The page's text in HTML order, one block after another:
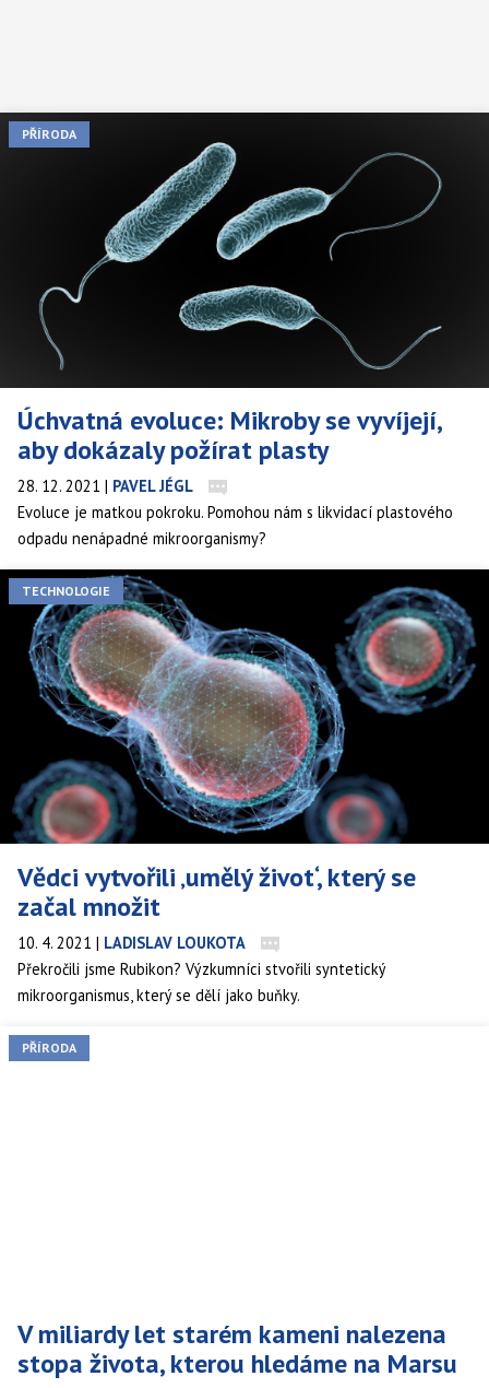
PŘÍRODA
Úchvatná evoluce: Mikroby se vyvíjejí,
aby dokázaly požírat plasty
28. 12. 2021 | PAVEL JÉGL
Evoluce je matkou pokroku. Pomohou nám s likvidací plastového
odpadu nenápadné mikroorganismy?
TECHNOLOGIE
Vědci vytvořili ‚umělý život‘, který se
začal množit
10. 4. 2021 | LADISLAV LOUKOTA
Překročili jsme Rubikon? Výzkumníci stvořili syntetický
mikroorganismus, který se dělí jako buňky.
PŘÍRODA
V miliardy let starém kameni nalezena
stopa života, kterou hledáme na Marsu